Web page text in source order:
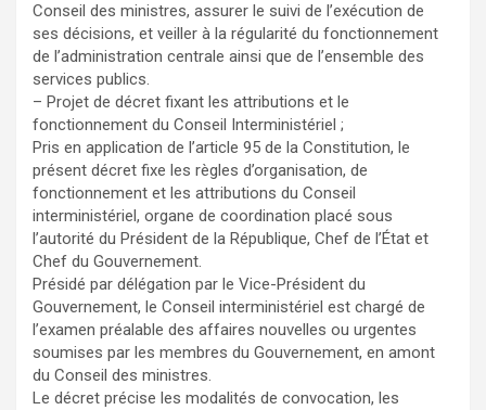
Conseil des ministres, assurer le suivi de l’exécution de
ses décisions, et veiller à la régularité du fonctionnement
de l’administration centrale ainsi que de l’ensemble des
services publics.
– Projet de décret fixant les attributions et le
fonctionnement du Conseil Interministériel ;
Pris en application de l’article 95 de la Constitution, le
présent décret fixe les règles d’organisation, de
fonctionnement et les attributions du Conseil
interministériel, organe de coordination placé sous
l’autorité du Président de la République, Chef de l’État et
Chef du Gouvernement.
Présidé par délégation par le Vice-Président du
Gouvernement, le Conseil interministériel est chargé de
l’examen préalable des affaires nouvelles ou urgentes
soumises par les membres du Gouvernement, en amont
du Conseil des ministres.
Le décret précise les modalités de convocation, les